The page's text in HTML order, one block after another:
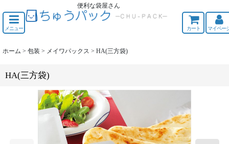
便利な袋屋さん
メニュー カート マイペー
ホーム > 包装 > メイワパックス > HA(三方袋)
HA(三方袋)